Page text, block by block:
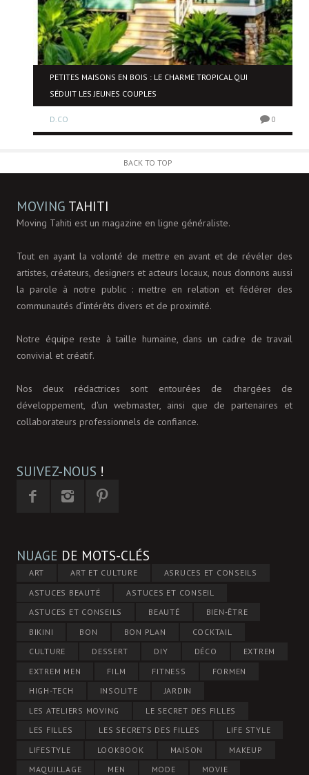
PETITES MAISONS EN BOIS : LE CHARME TROPICAL QUI
SÉDUIT LES JEUNES COUPLES
D.CO 0
BACK TO TOP
MOVING TAHITI
Moving Tahiti est un magazine en ligne généraliste.
Tout en ayant la volonté de mettre en avant et de révéler des
artistes, créateurs, designers et acteurs locaux, nous donnons aussi
la parole à notre public : mettre en relation et fédérer des
communautés d’intérêts divers et de proximité.
Notre équipe reste à taille humaine, dans un cadre de travail
convivial et créatif.
Nos deux rédactrices sont entourées de chargées de
développement, d'un webmaster, ainsi que de partenaires et
collaborateurs professionnels de confiance.
SUIVEZ-NOUS !
NUAGE DE MOTS-CLÉS
ART ART ET CULTURE
ASRUCES ET CONSEILS
ASTUCES BEAUTÉ
ASTUCES ET CONSEIL
ASTUCES ET CONSEILS
BEAUTÉ
BIEN-ÊTRE
BIKINI
BON BON PLAN
COCKTAIL
CULTURE
DESSERT DIY DÉCO
EXTREM
EXTREM MEN
FILM FITNESS
FORMEN
HIGH-TECH
INSOLITE
JARDIN
LES ATELIERS MOVING
LE SECRET DES FILLES
LES FILLES
LES SECRETS DES FILLES
LIFE STYLE
LIFESTYLE
LOOKBOOK MAISON
MAKEUP
MAQUILLAGE
MEN MODE MOVIE